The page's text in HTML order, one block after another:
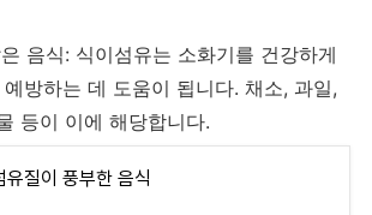
음식: 식이섬유는 소화기를 건강하게
방하는 데 도움이 됩니다. 채소, 과일,
등이 이에 해당합니다.
유질이 풍부한 음식